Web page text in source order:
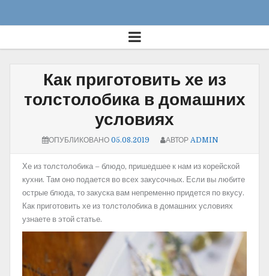
Как приготовить хе из
толстолобика в домашних
условиях
ОПУБЛИКОВАНО 05.08.2019 АВТОР ADMIN
Хе из толстолобика – блюдо, пришедшее к нам из корейской
кухни. Там оно подается во всех закусочных. Если вы любите
острые блюда, то закуска вам непременно придется по вкусу.
Как приготовить хе из толстолобика в домашних условиях
узнаете в этой статье.